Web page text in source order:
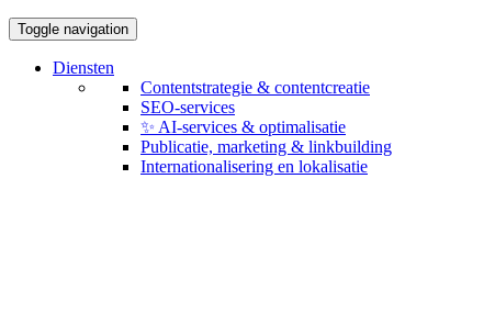
Toggle navigation
Diensten
Contentstrategie & contentcreatie
SEO-services
✨ AI-services & optimalisatie
Publicatie, marketing & linkbuilding
Internationalisering en lokalisatie